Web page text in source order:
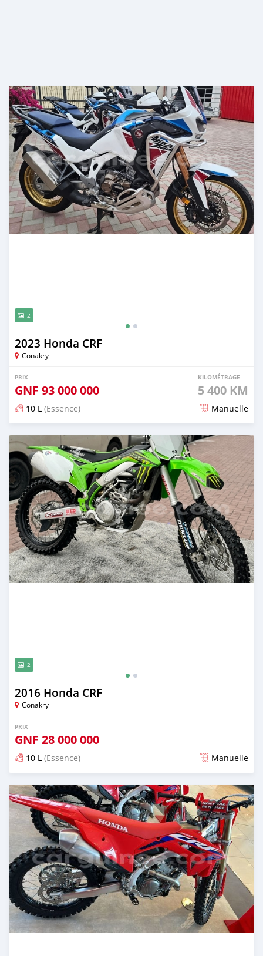
2
2023 Honda CRF
Conakry
PRIX
GNF 93 000 000
KILOMÉTRAGE
5 400 KM
10 L (Essence) Manuelle
Publié il y a plus de 2 ans
2
2016 Honda CRF
Conakry
PRIX
GNF 28 000 000
10 L (Essence) Manuelle
Publié il y a plus de 2 ans